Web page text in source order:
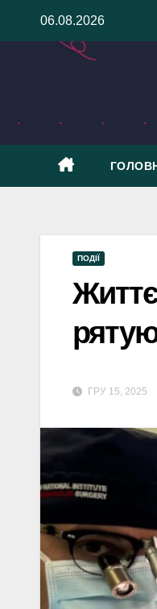
06.08.2026
ПОДІЇ
ГРУ 15, 2025